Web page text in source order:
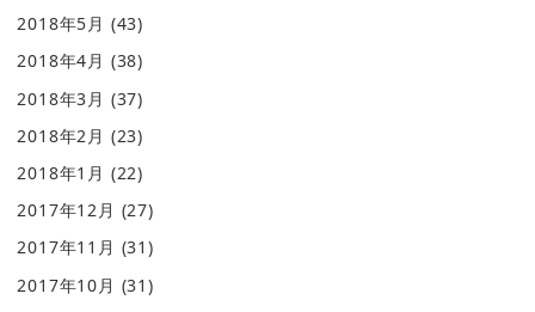
2018年5月 (43)
2018年4月 (38)
2018年3月 (37)
2018年2月 (23)
2018年1月 (22)
2017年12月 (27)
2017年11月 (31)
2017年10月 (31)